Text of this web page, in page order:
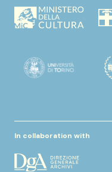
In collaboration with